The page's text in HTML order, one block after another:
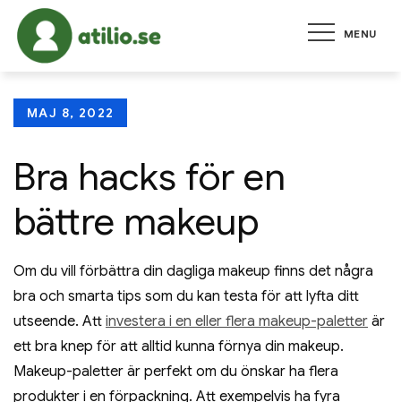
Skip
content
MENU
Allt om ekonomi, karriär och
Posted
MAJ 8, 2022
Bra hacks för en
bättre makeup
Om du vill förbättra din dagliga makeup finns det några
bra och smarta tips som du kan testa för att lyfta ditt
utseende. Att investera i en eller flera makeup-paletter är
ett bra knep för att alltid kunna förnya din makeup.
Makeup-paletter är perfekt om du önskar ha flera
produkter i en förpackning. Att exempelvis ha fyra